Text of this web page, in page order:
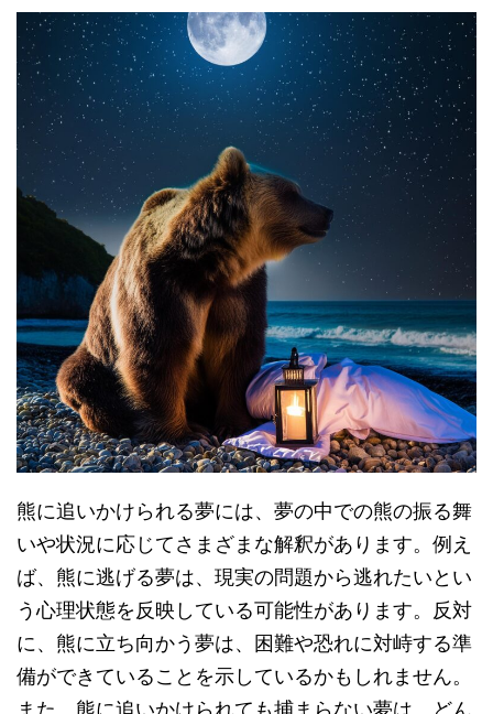
熊に追いかけられる夢には、夢の中での熊の振る舞
いや状況に応じてさまざまな解釈があります。例え
ば、熊に逃げる夢は、現実の問題から逃れたいとい
う心理状態を反映している可能性があります。反対
に、熊に立ち向かう夢は、困難や恐れに対峙する準
備ができていることを示しているかもしれません。
また、熊に追いかけられても捕まらない夢は、どん